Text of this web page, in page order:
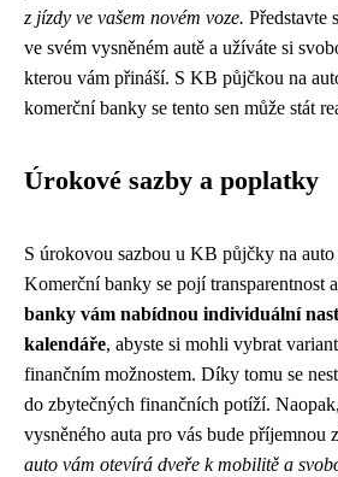
z jízdy ve vašem novém voze. Představte
ve svém vysněném autě a užíváte si
kterou vám přináší. S KB půjčkou na
komerční banky se tento sen může stát
Úrokové sazby a poplatky
S úrokovou sazbou u KB půjčky na
Komerční banky se pojí transparentnost
banky vám nabídnou individuální
kalendáře, abyste si mohli vybrat
finančním možnostem. Díky tomu se
do zbytečných finančních potíží.
vysněného auta pro vás bude příjemnou
auto vám otevírá dveře k mobilitě a